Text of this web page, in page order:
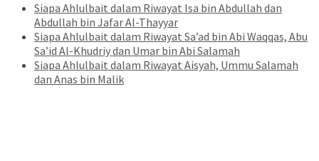
Siapa Ahlulbait dalam Riwayat Isa bin Abdullah dan
Abdullah bin Jafar Al-Thayyar
Siapa Ahlulbait dalam Riwayat Sa’ad bin Abi Waqqas, Abu
Sa’id Al-Khudriy dan Umar bin Abi Salamah
Siapa Ahlulbait dalam Riwayat Aisyah, Ummu Salamah
dan Anas bin Malik